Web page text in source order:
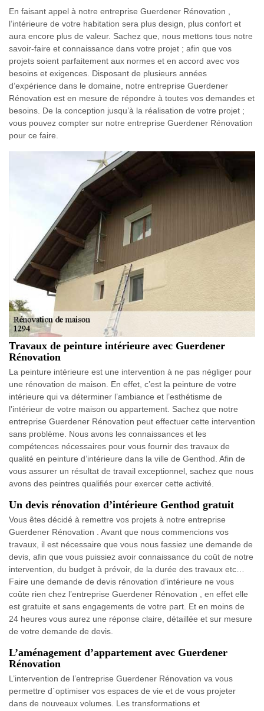
En faisant appel à notre entreprise Guerdener Rénovation ,
l’intérieure de votre habitation sera plus design, plus confort et
aura encore plus de valeur. Sachez que, nous mettons tous notre
savoir-faire et connaissance dans votre projet ; afin que vos
projets soient parfaitement aux normes et en accord avec vos
besoins et exigences. Disposant de plusieurs années
d’expérience dans le domaine, notre entreprise Guerdener
Rénovation est en mesure de répondre à toutes vos demandes et
besoins. De la conception jusqu’à la réalisation de votre projet ;
vous pouvez compter sur notre entreprise Guerdener Rénovation
pour ce faire.
Travaux de peinture intérieure avec Guerdener
Rénovation
La peinture intérieure est une intervention à ne pas négliger pour
une rénovation de maison. En effet, c’est la peinture de votre
intérieure qui va déterminer l’ambiance et l’esthétisme de
l’intérieur de votre maison ou appartement. Sachez que notre
entreprise Guerdener Rénovation peut effectuer cette intervention
sans problème. Nous avons les connaissances et les
compétences nécessaires pour vous fournir des travaux de
qualité en peinture d’intérieure dans la ville de Genthod. Afin de
vous assurer un résultat de travail exceptionnel, sachez que nous
avons des peintres qualifiés pour exercer cette activité.
Un devis rénovation d’intérieure Genthod gratuit
Vous êtes décidé à remettre vos projets à notre entreprise
Guerdener Rénovation . Avant que nous commencions vos
travaux, il est nécessaire que vous nous fassiez une demande de
devis, afin que vous puissiez avoir connaissance du coût de notre
intervention, du budget à prévoir, de la durée des travaux etc…
Faire une demande de devis rénovation d’intérieure ne vous
coûte rien chez l’entreprise Guerdener Rénovation , en effet elle
est gratuite et sans engagements de votre part. Et en moins de
24 heures vous aurez une réponse claire, détaillée et sur mesure
de votre demande de devis.
L’aménagement d’appartement avec Guerdener
Rénovation
L’intervention de l’entreprise Guerdener Rénovation va vous
permettre d´optimiser vos espaces de vie et de vous projeter
dans de nouveaux volumes. Les transformations et